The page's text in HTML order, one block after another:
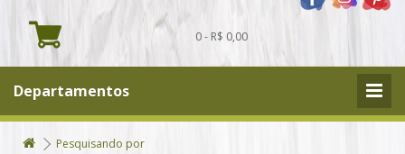
0 - R$ 0,00
Departamentos
Pesquisando por